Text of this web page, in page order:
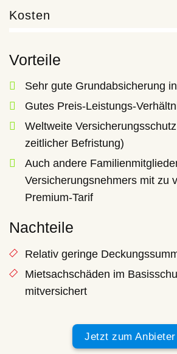
Kosten
Vorteile
Sehr gute Grundabsicherung
Gutes Preis-Leistungs-
Weltweite
zeitlicher Befristung)
Auch andere
Versicherungsnehmers mit zu
Premium-Tarif
Nachteile
Relativ geringe
Mietsachschäden im
mitversichert
Jetzt zum Anbieter